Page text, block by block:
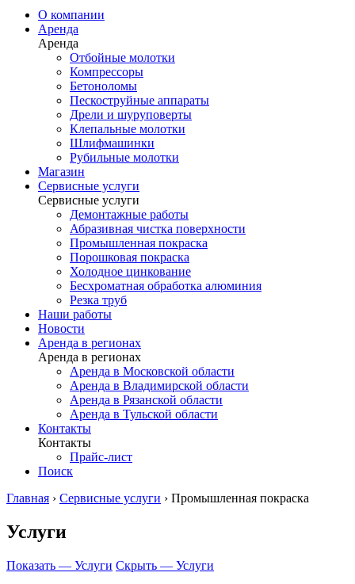
О компании
Аренда
Аренда
Отбойные молотки
Компрессоры
Бетоноломы
Пескоструйные аппараты
Дрели и шуруповерты
Клепальные молотки
Шлифмашинки
Рубильные молотки
Магазин
Сервисные услуги
Сервисные услуги
Демонтажные работы
Абразивная чистка поверхности
Промышленная покраска
Порошковая покраска
Холодное цинкование
Бесхроматная обработка алюминия
Резка труб
Наши работы
Новости
Аренда в регионах
Аренда в регионах
Аренда в Московской области
Аренда в Владимирской области
Аренда в Рязанской области
Аренда в Тульской области
Контакты
Контакты
Прайс-лист
Поиск
Главная › Сервисные услуги › Промышленная покраска
Услуги
Показать — Услуги Скрыть — Услуги